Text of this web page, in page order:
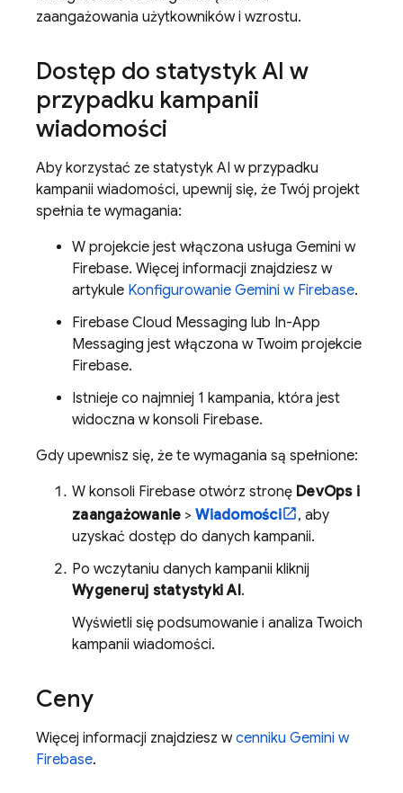
zaangażowania użytkowników i wzrostu.
Dostęp do statystyk AI w
przypadku kampanii
wiadomości
Aby korzystać ze statystyk AI w przypadku
kampanii wiadomości, upewnij się, że Twój projekt
spełnia te wymagania:
W projekcie jest włączona usługa Gemini w
Firebase. Więcej informacji znajdziesz w
artykule Konfigurowanie Gemini w Firebase.
Firebase Cloud Messaging lub In-App
Messaging jest włączona w Twoim projekcie
Firebase.
Istnieje co najmniej 1 kampania, która jest
widoczna w konsoli Firebase.
Gdy upewnisz się, że te wymagania są spełnione:
W konsoli Firebase otwórz stronę DevOps i
zaangażowanie >Wiadomości
, aby
uzyskać dostęp do danych kampanii.
Po wczytaniu danych kampanii kliknij
Wygeneruj statystyki AI.
Wyświetli się podsumowanie i analiza Twoich
kampanii wiadomości.
Ceny
Więcej informacji znajdziesz wcenniku Gemini w
Firebase.